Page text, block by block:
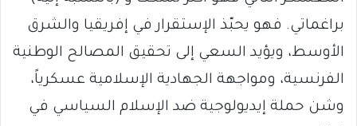
براغماتي. فهو يحبّذ الإستقرار في إفريقيا والشرق
الأوسط، ويؤيد السعي إلى تحقيق المصالح الوطنية
الفرنسية، ومواجهة الجهادية الإسلامية عسكرياً،
وشن حملة إيديولوجية ضد الإسلام السياسي في